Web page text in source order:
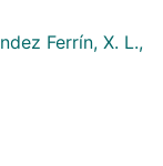
que intervén
literario.
celta e
Ferrín, X. L.,